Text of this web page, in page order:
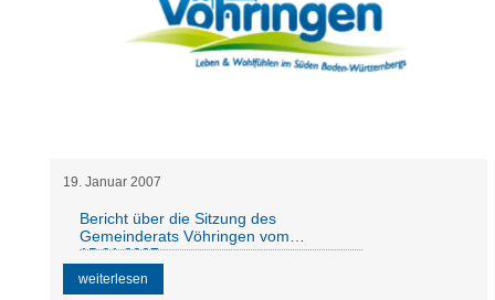
19. Januar 2007
Bericht über die Sitzung des
Gemeinderats Vöhringen vom
15.01.2007
weiterlesen